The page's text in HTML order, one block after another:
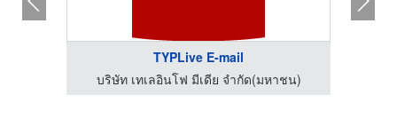
TYPLive E-mail
บริษัท เทเลอินโฟ มีเดีย จำกัด(มหาชน)